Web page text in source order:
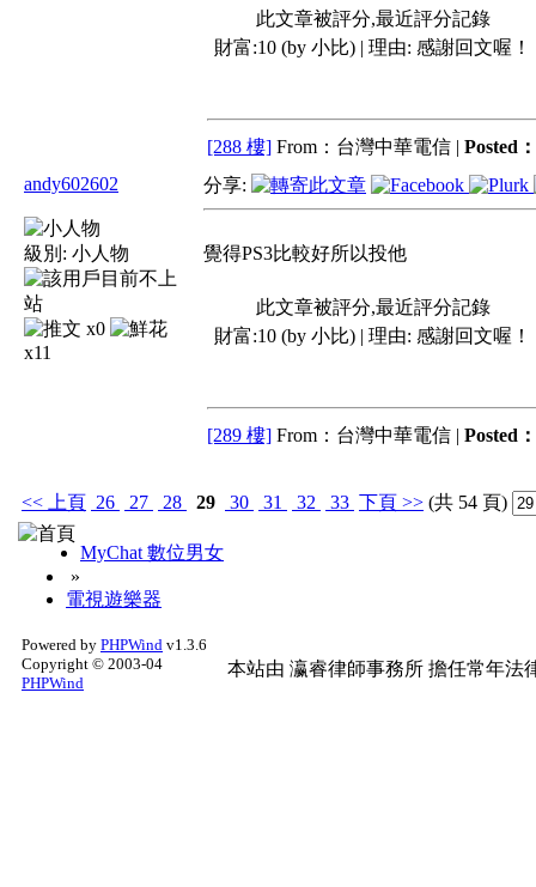
此文章被評分,最近評分記錄
財富:10 (by 小比) | 理由: 感謝回文喔！
[288 樓] From：台灣中華電信 | Posted：
andy602602
級別: 小人物
x0
x11
分享:
覺得PS3比較好所以投他
此文章被評分,最近評分記錄
財富:10 (by 小比) | 理由: 感謝回文喔！
[289 樓] From：台灣中華電信 | Posted：
<< 上頁 26 27 28 29 30 31 32 33 下頁 >> (共 54 頁)
MyChat 數位男女
»
電視遊樂器
Powered by PHPWind v1.3.6
Copyright © 2003-04
PHPWind
本站由 瀛睿律師事務所 擔任常年法